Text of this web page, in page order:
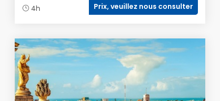
4h Prix, veuillez nous consulter